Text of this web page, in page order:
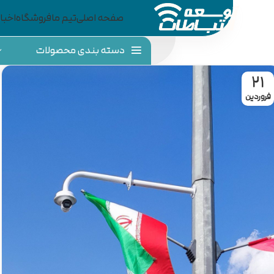
صفحه اصلیتیم مافروشگاه
دسته بندی محصولات
21
فروردین